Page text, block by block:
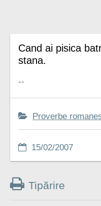
Cand ai pisica
stana.
--
Proverbe
15/02/2007
Tipărire